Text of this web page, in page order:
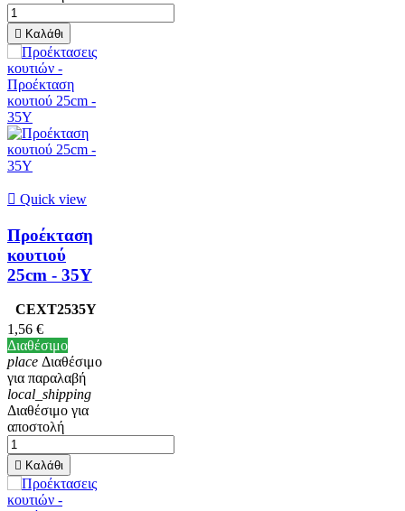
 Καλάθι
 Quick view
Προέκταση
κουτιού
25cm - 35Υ
CEXT2535Y
1,56 €
Διαθέσιμο
place Διαθέσιμο
για παραλαβή
local_shipping
Διαθέσιμο για
αποστολή
 Καλάθι